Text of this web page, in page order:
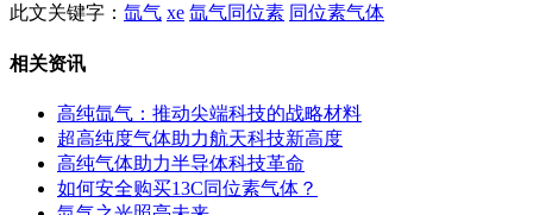
此文关键字： 氙气 xe 氙气同位素 同位素气体
相关资讯
高纯氙气：推动尖端科技的战略材料
超高纯度气体助力航天科技新高度
高纯气体助力半导体科技革命
如何安全购买13C同位素气体？